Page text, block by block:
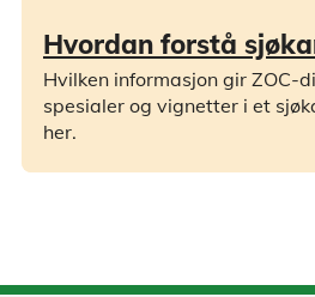
Hvordan forstå
Hvilken informasjon gir ZOC-
spesialer og vignetter i et
her.